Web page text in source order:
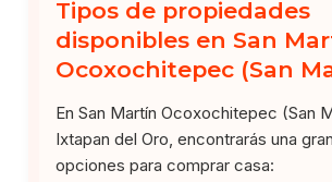
Tipos de propiedades
disponibles en San
Ocoxochitepec (San
En San Martín Ocoxochitepec (San
Ixtapan del Oro, encontrarás una
opciones para comprar casa: